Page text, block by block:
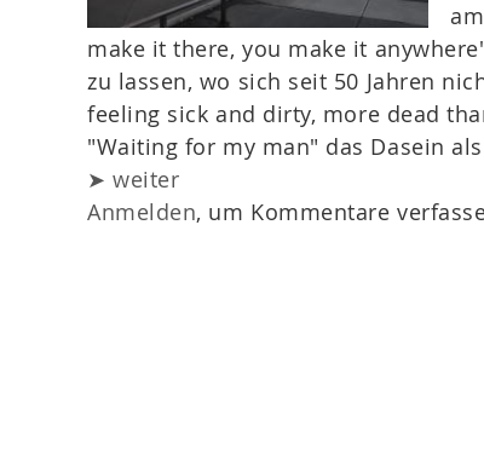
make it there, you make it
zu lassen, wo sich seit 50 Jahren
feeling sick and dirty, more dead
"Waiting for my man" das Dasein
➤ weiter
Anmelden, um Kommentare